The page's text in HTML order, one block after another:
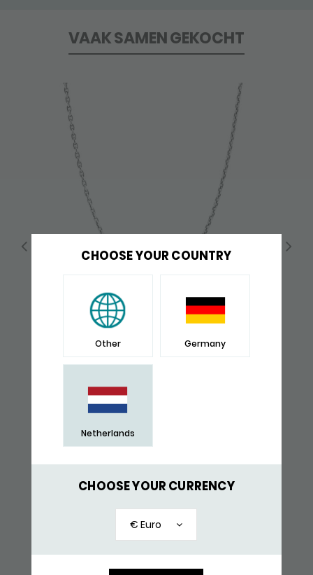
CHOOSE YOUR COUNTRY
Other Germany
Netherlands
CHOOSE YOUR CURRENCY
€ Euro
VAAK SAMEN GEKOCHT
X060 KETTING & HANGER SILVER
RECENT BEKEKEN